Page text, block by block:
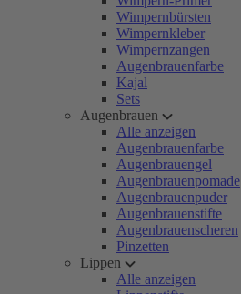
Wimpernbürsten
Wimpernkleber
Wimpernzangen
Augenbrauenfarbe
Kajal
Sets
Augenbrauen
Alle anzeigen
Augenbrauenfarbe
Augenbrauengel
Augenbrauenpomade
Augenbrauenpuder
Augenbrauenstifte
Augenbrauenscheren
Pinzetten
Lippen
Alle anzeigen